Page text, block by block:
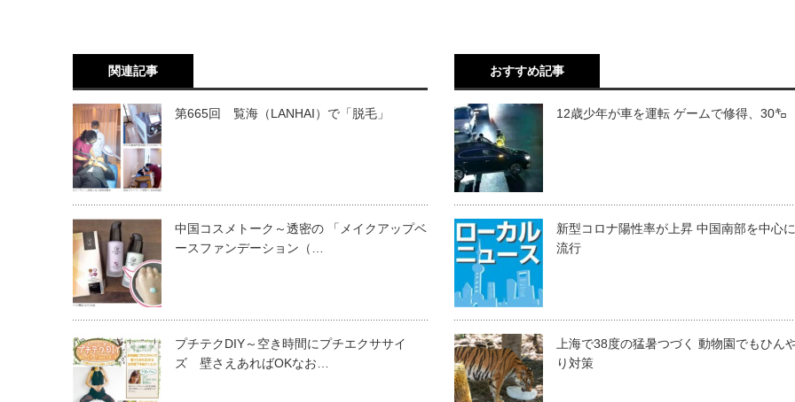
関連記事
第665回 覧海（LANHAI）で「脱毛」
中国コスメトーク～透密の 「メイクアップベ
ースファンデーション（…
プチテクDIY～空き時間にプチエクササイ
ズ 壁さえあればOKなお…
おすすめ記事
12歳少年が車を運転 ゲームで修得、30㌔
新型コロナ陽性率が上昇 中国南部を中心
流行
上海で38度の猛暑つづく 動物園でもひん
り対策